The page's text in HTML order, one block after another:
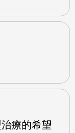
療的希望